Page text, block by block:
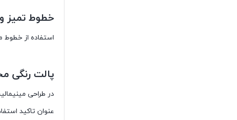
خطوط تمیز
استفاده از
پالت رنگی
در طراحی
عنوان تاکید